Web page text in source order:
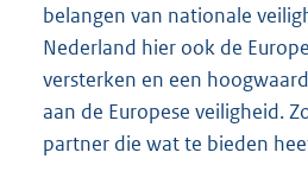
belangen van nationale
Nederland hier ook de
versterken en een
aan de Europese veiligheid.
partner die wat te bieden